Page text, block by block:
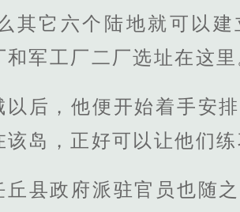
其它六个陆地就可以
军工厂二厂选址在这里
后，他便开始着手安
岛，正好可以让他们练
县政府派驻官员也随